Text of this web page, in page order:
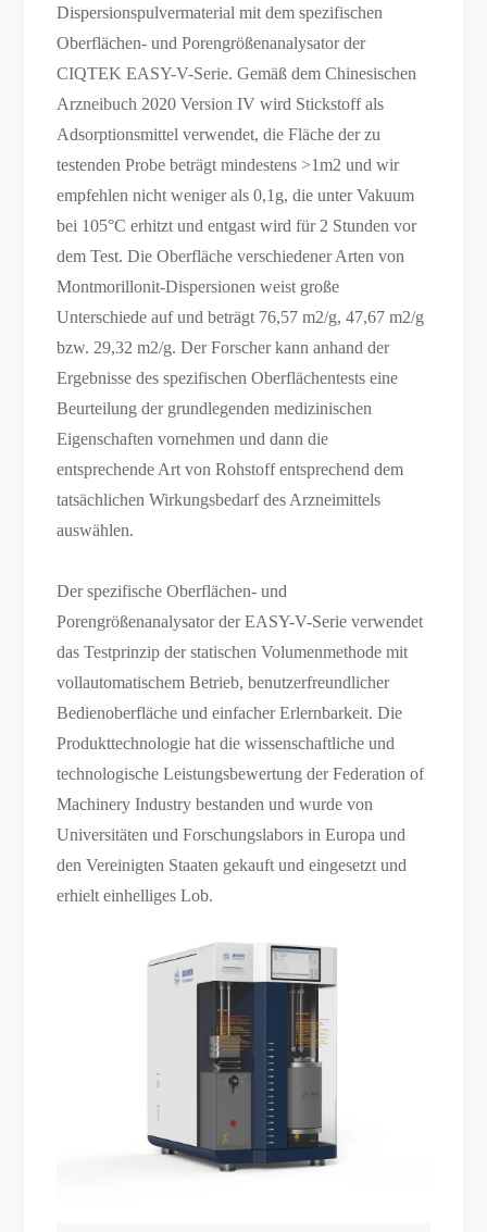
Dispersionspulvermaterial mit dem spezifischen
Oberflächen- und Porengrößenanalysator der
CIQTEK EASY-V-Serie. Gemäß dem Chinesischen
Arzneibuch 2020 Version IV wird Stickstoff als
Adsorptionsmittel verwendet, die Fläche der zu
testenden Probe beträgt mindestens >1m2 und wir
empfehlen nicht weniger als 0,1g, die unter Vakuum
bei 105°C erhitzt und entgast wird für 2 Stunden vor
dem Test. Die Oberfläche verschiedener Arten von
Montmorillonit-Dispersionen weist große
Unterschiede auf und beträgt 76,57 m2/g, 47,67 m2/g
bzw. 29,32 m2/g. Der Forscher kann anhand der
Ergebnisse des spezifischen Oberflächentests eine
Beurteilung der grundlegenden medizinischen
Eigenschaften vornehmen und dann die
entsprechende Art von Rohstoff entsprechend dem
tatsächlichen Wirkungsbedarf des Arzneimittels
auswählen.
Der spezifische Oberflächen- und
Porengrößenanalysator der EASY-V-Serie verwendet
das Testprinzip der statischen Volumenmethode mit
vollautomatischem Betrieb, benutzerfreundlicher
Bedienoberfläche und einfacher Erlernbarkeit. Die
Produkttechnologie hat die wissenschaftliche und
technologische Leistungsbewertung der Federation of
Machinery Industry bestanden und wurde von
Universitäten und Forschungslabors in Europa und
den Vereinigten Staaten gekauft und eingesetzt und
erhielt einhelliges Lob.